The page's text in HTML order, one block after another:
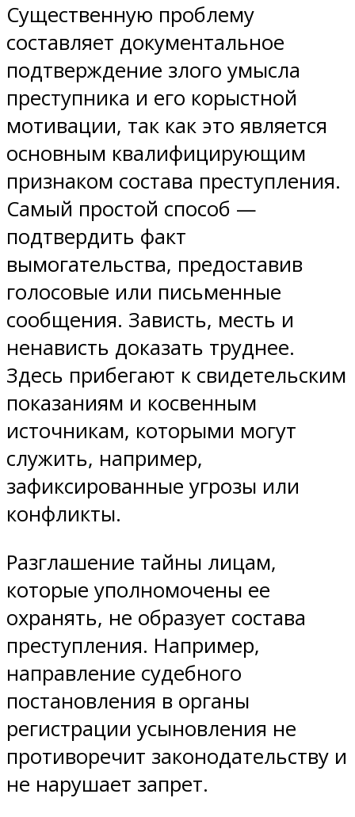
Существенную проблему
составляет документальное
подтверждение злого умысла
преступника и его корыстной
мотивации, так как это является
основным квалифицирующим
признаком состава преступления.
Самый простой способ —
подтвердить факт
вымогательства, предоставив
голосовые или письменные
сообщения. Зависть, месть и
ненависть доказать труднее.
Здесь прибегают к свидетельским
показаниям и косвенным
источникам, которыми могут
служить, например,
зафиксированные угрозы или
конфликты.
Разглашение тайны лицам,
которые уполномочены ее
охранять, не образует состава
преступления. Например,
направление судебного
постановления в органы
регистрации усыновления не
противоречит законодательству и
не нарушает запрет.